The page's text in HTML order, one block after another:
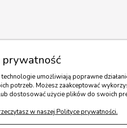
prywatność
umożliwiają poprawne
potrzeb. Możesz zaakceptować
dostosować użycie plików do swoich
w naszej Polityce prywatności.